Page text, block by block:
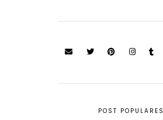
POST POPULARES